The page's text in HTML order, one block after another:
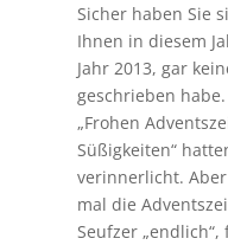
Sicher haben Sie
Ihnen in diesem
Jahr 2013, gar
geschrieben
„Frohen
Süßigkeiten“
verinnerlicht.
mal die
Seufzer